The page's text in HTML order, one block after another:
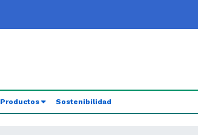
Productos Sostenibilidad